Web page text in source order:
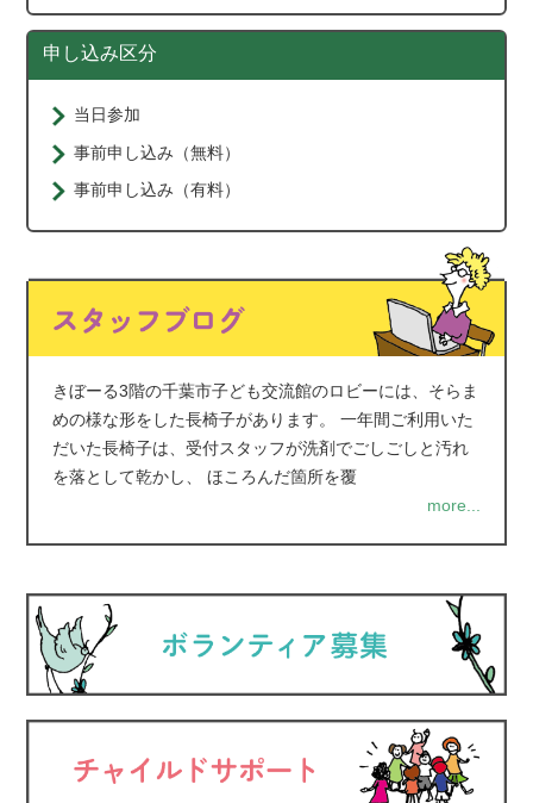
申し込み区分
当日参加
事前申し込み（無料）
事前申し込み（有料）
きぼーる3階の千葉市子ども交流館のロビーには、そらま
めの様な形をした長椅子があります。 一年間ご利用いた
だいた長椅子は、受付スタッフが洗剤でごしごしと汚れ
を落として乾かし、 ほころんだ箇所を覆
more...